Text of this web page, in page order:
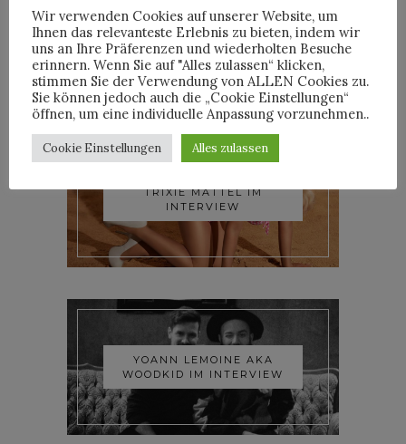
INTERVIEWS
TRIXIE MATTEL IM
INTERVIEW
YOANN LEMOINE AKA
WOODKID IM INTERVIEW
Wir verwenden Cookies auf unserer Website, um
Ihnen das relevanteste Erlebnis zu bieten, indem wir
uns an Ihre Präferenzen und wiederholten Besuche
erinnern. Wenn Sie auf "Alles zulassen“ klicken,
stimmen Sie der Verwendung von ALLEN Cookies zu.
Sie können jedoch auch die „Cookie Einstellungen“
öffnen, um eine individuelle Anpassung vorzunehmen..
Cookie Einstellungen Alles zulassen